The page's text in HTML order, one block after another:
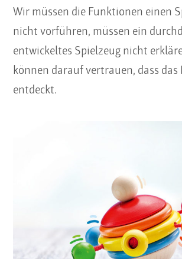
Wir müssen die Funktionen einen
nicht vorführen, müssen ein
entwickeltes Spielzeug nicht
können darauf vertrauen, dass das
entdeckt.